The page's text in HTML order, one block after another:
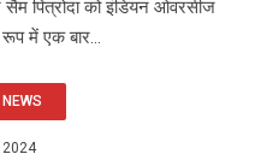
पित्रोदा को इंडियन ओवरसीज
में एक बार...